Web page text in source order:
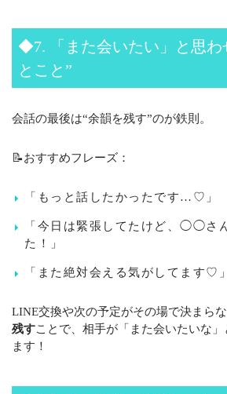
◆7. 「また会いたい」と思わ
とこと”
会話の最後は“余韻を残す”のが鉄則。
📝おすすめフレーズ：
「もっと話したかったです…♡」
「今日は緊張してたけど、◯◯さ
た！」
「また絶対会える気がしてます♡」
LINE交換や次の予定がその場で決まらな
残すことで、相手が「また会いたいな」
ます！